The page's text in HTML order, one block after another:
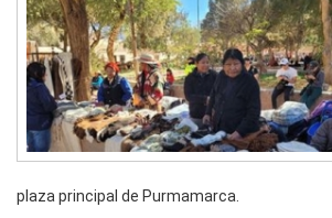
plaza principal de Purmamarca.